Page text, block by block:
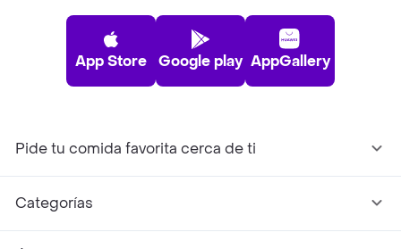
App Store Google play AppGallery
Pide tu comida favorita cerca de ti
Categorías